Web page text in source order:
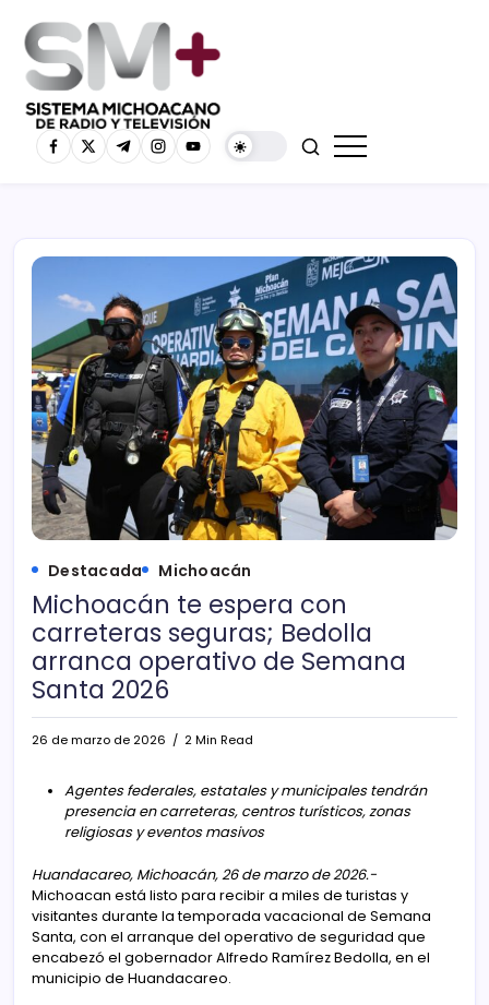
Destacada Michoacán
Michoacán te espera con
carreteras seguras; Bedolla
arranca operativo de Semana
Santa 2026
26 de marzo de 2026 2 Min Read
Agentes federales, estatales y municipales tendrán
presencia en carreteras, centros turísticos, zonas
religiosas y eventos masivos
Huandacareo, Michoacán, 26 de marzo de 2026.-
Michoacan está listo para recibir a miles de turistas y
visitantes durante la temporada vacacional de Semana
Santa, con el arranque del operativo de seguridad que
encabezó el gobernador Alfredo Ramírez Bedolla, en el
municipio de Huandacareo.